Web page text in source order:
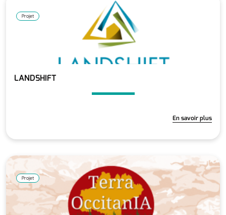
Projet
LANDSHIFT
En savoir plus
Projet